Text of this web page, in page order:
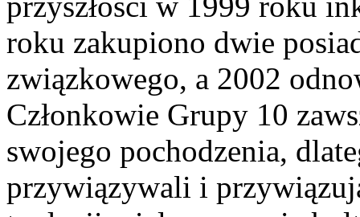
roku zakupiono dwie
związkowego, a 2002
Członkowie Grupy 10
swojego pochodzenia,
przywiązywali i